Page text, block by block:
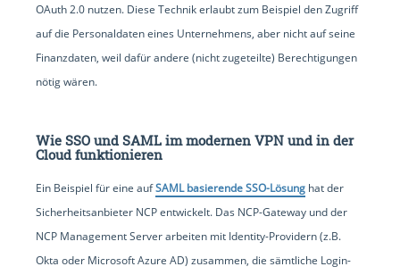
OAuth 2.0 nutzen. Diese Technik erlaubt zum Beispiel den Zugriff
auf die Personaldaten eines Unternehmens, aber nicht auf seine
Finanzdaten, weil dafür andere (nicht zugeteilte) Berechtigungen
nötig wären.
Wie SSO und SAML im modernen VPN und in der
Cloud funktionieren
Ein Beispiel für eine aufSAML basierende SSO-Lösung hat der
Sicherheitsanbieter NCP entwickelt. Das NCP-Gateway und der
NCP Management Server arbeiten mit Identity-Providern (z.B.
Okta oder Microsoft Azure AD) zusammen, die sämtliche Login-